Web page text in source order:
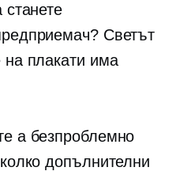
Светът
плакати има
a безпроблемно
допълнителни